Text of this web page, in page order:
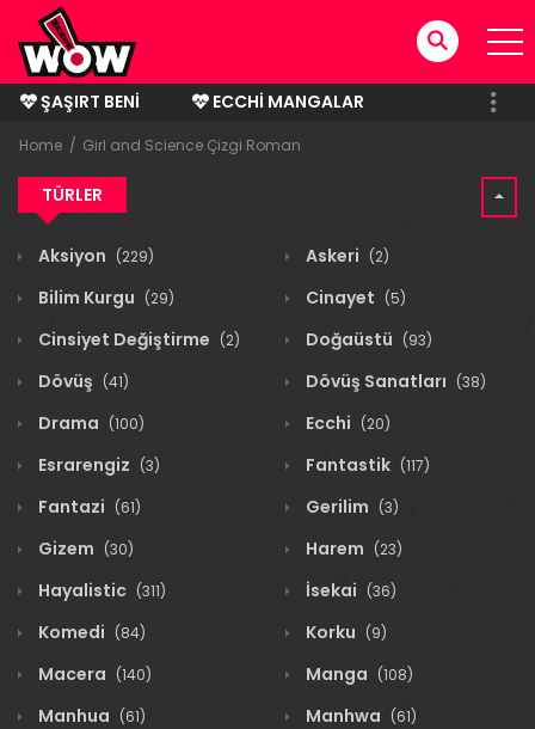
ŞAŞIRT BENI
ECCHI MANGALAR
BITMIŞ MANGALAR
Home Girl and Science Çizgi Roman
TÜRLER
Aksiyon (229) Askeri (2)
Bilim Kurgu (29) Cinayet (5)
Cinsiyet Değiştirme (2) Doğaüstü (93)
Dövüş (41) Dövüş Sanatları (38)
Drama (100) Ecchi (20)
Esrarengiz (3) Fantastik (117)
Fantazi (61) Gerilim (3)
Gizem (30) Harem (23)
Hayalistic (311) İsekai (36)
Komedi (84) Korku (9)
Macera (140) Manga (108)
Manhua (61) Manhwa (61)